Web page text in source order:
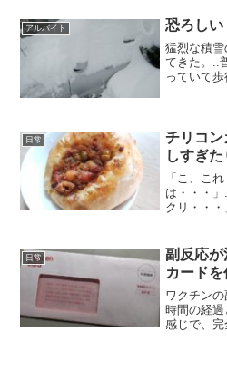
きはハラハ
びりなが
アルバイト 恐ろしい
猛烈な積
てきた。..
っていて歩
くるモヒ
日常
チリコ
しすぎた
「こ、これ
は・・・
クリ・・・
ンの中に
だ。これ
てと...
日常
副反応が
カードを
ワクチンの
時間の経
感じで、完